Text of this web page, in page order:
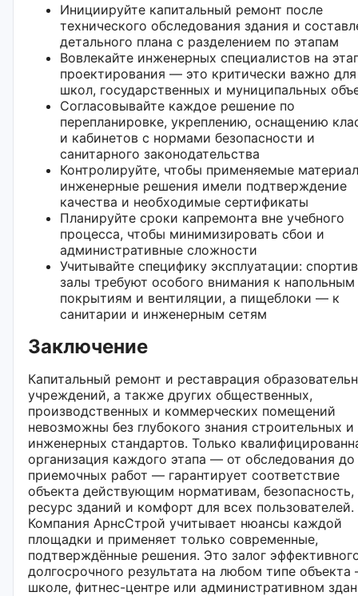
Инициируйте капитальный ремонт после
технического обследования здания и
детального плана с разделением по этапам
Вовлекайте инженерных специалистов на
проектирования — это критически важно для
школ, государственных и муниципальных
Согласовывайте каждое решение по
перепланировке, укреплению, оснащению
и кабинетов с нормами безопасности и
санитарного законодательства
Контролируйте, чтобы применяемые
инженерные решения имели подтверждение
качества и необходимые сертификаты
Планируйте сроки капремонта вне учебного
процесса, чтобы минимизировать сбои и
административные сложности
Учитывайте специфику эксплуатации:
залы требуют особого внимания к напольным
покрытиям и вентиляции, а пищеблоки — к
санитарии и инженерным сетям
Заключение
Капитальный ремонт и реставрация
учреждений, а также других общественных,
производственных и коммерческих помещений
невозможны без глубокого знания строительных и
инженерных стандартов. Только
организация каждого этапа — от обследования до
приемочных работ — гарантирует соответствие
объекта действующим нормативам, безопасность,
ресурс зданий и комфорт для всех пользователей.
Компания АрнсСтрой учитывает нюансы каждой
площадки и применяет только современные,
подтверждённые решения. Это залог
долгосрочного результата на любом типе
школе, фитнес-центре или административном